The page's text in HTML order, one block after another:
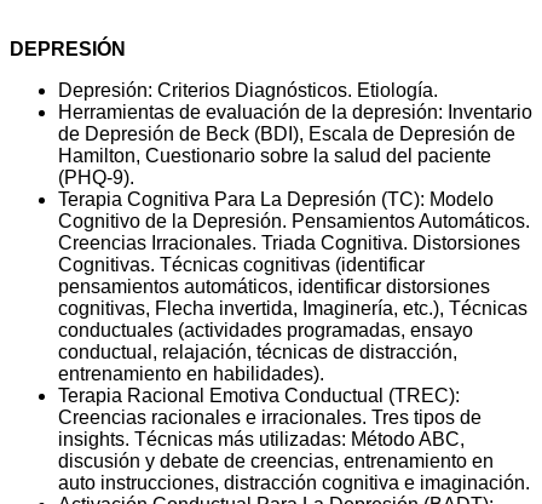
DEPRESIÓN
Depresión: Criterios Diagnósticos. Etiología.
Herramientas de evaluación de la depresión: Inventario
de Depresión de Beck (BDI), Escala de Depresión de
Hamilton, Cuestionario sobre la salud del paciente
(PHQ-9).
Terapia Cognitiva Para La Depresión (TC): Modelo
Cognitivo de la Depresión. Pensamientos Automáticos.
Creencias Irracionales. Triada Cognitiva. Distorsiones
Cognitivas. Técnicas cognitivas (identificar
pensamientos automáticos, identificar distorsiones
cognitivas, Flecha invertida, Imaginería, etc.), Técnicas
conductuales (actividades programadas, ensayo
conductual, relajación, técnicas de distracción,
entrenamiento en habilidades).
Terapia Racional Emotiva Conductual (TREC):
Creencias racionales e irracionales. Tres tipos de
insights. Técnicas más utilizadas: Método ABC,
discusión y debate de creencias, entrenamiento en
auto instrucciones, distracción cognitiva e imaginación.